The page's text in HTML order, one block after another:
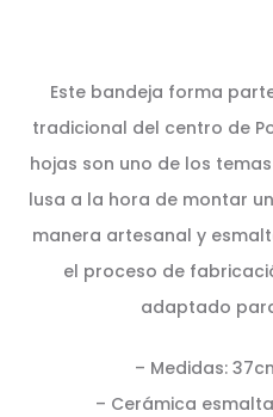
Este bandeja forma
tradicional del centro de
hojas son uno de los
lusa a la hora de montar
manera artesanal y
el proceso de
adaptado
– Medidas:
– Cerámica